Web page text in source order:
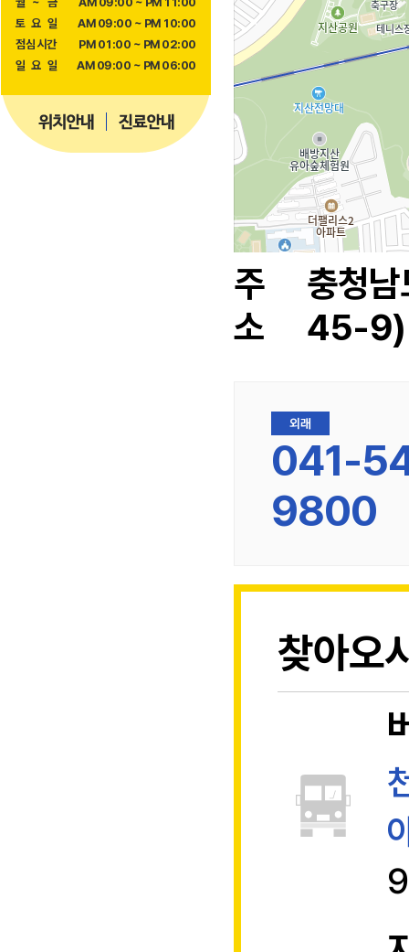
토 요 일
AM 09:00 ~ PM 10:00
점심시간
PM 01:00 ~ PM 02:00
일 요 일 AM 09:00 ~ PM 06:00
주
소
충청
45-9)
외래
041-
9800
찾아오